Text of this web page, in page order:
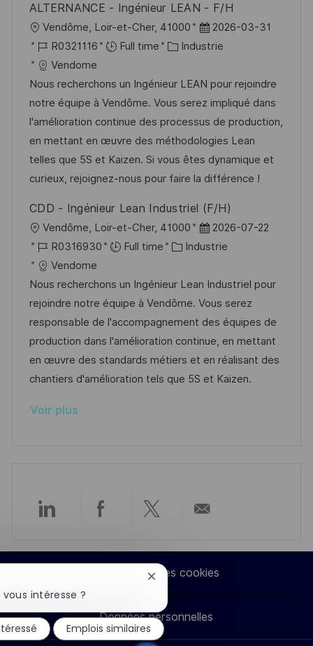
o
n
c
h
a
e
d
u
p
o
s
t
e
ALTERNANCE - Ingénieur LEAN - F/H
o
c
a
l
i
s
a
t
o
n
Vendôme, Loir-et-Cher, 41000
D
a
e
d
’
a
f
f
h
a
e
2026-03-31
R
é
f
é
r
e
n
c
d
u
p
o
s
t
e
R0321116 Full time
C
t
é
g
o
r
Industrie
Vendome
Nous recherchons un Ingénieur LEAN pour rejoindre
notre équipe à Vendôme. Vous serez impliqué dans
l'amélioration continue des processus de production,
en mettant en œuvre des méthodologies Lean
telles que 5S et Kaizen. Si vous êtes dynamique et
curieux, rejoignez-nous pour faire la différence !
CDD - Ingénieur Lean Industriel (F/H)
o
c
a
l
i
s
a
t
o
Vendôme, Loir-et-Cher, 41000
D
a
e
d
’
a
f
f
2026-07-22
R
é
f
é
r
e
n
c
d
R0316930 Full time
C
t
é
g
o
r
i
Industrie
Vendome
Nous recherchons un Ingénieur Lean Industriel pour
rejoindre notre équipe à Vendôme. Vous serez
responsable de l'accompagnement des équipes de
production dans l'amélioration continue, en mettant
en œuvre des standards métiers et en réalisant des
chantiers d'amélioration tels que 5S et Kaizen.
Voir plus
Partager
via
LinkedIn
Partager
via
Facebook
Partager
via
twitter
par
e-
mail
Paramètres des cookies
Données personnelles
intéresse ?
Fermer
notification
du
chatbot
Emplois similaires